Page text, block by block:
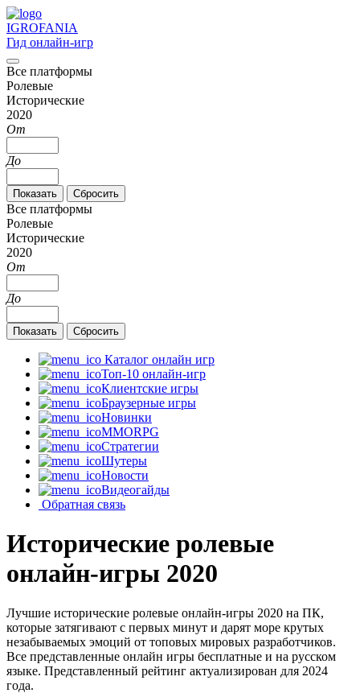
IGROFANIA
Гид онлайн-игр
Все платформы
Ролевые
Исторические
2020
От
До
Все платформы
Ролевые
Исторические
2020
От
До
Каталог онлайн игр
Топ-10 онлайн-игр
Клиентские игры
Браузерные игры
Новинки
MMORPG
Стратегии
Шутеры
Новости
Видеогайды
Обратная связь
Исторические ролевые
онлайн-игры 2020
Лучшие исторические ролевые онлайн-игры 2020 на ПК,
которые затягивают с первых минут и дарят море крутых
незабываемых эмоций от топовых мировых разработчиков.
Все представленные онлайн игры бесплатные и на русском
языке. Представленный рейтинг актуализирован для 2024
года.